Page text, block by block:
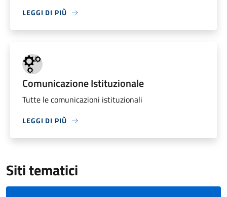
LEGGI DI PIÙ
Comunicazione Istituzionale
Tutte le comunicazioni istituzionali
LEGGI DI PIÙ
Siti tematici